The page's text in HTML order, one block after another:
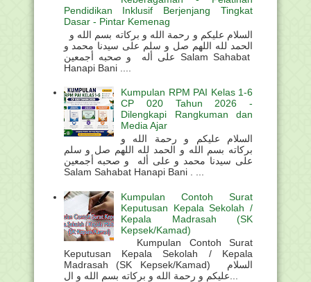
Pendidikan Inklusif Berjenjang Tingkat
Dasar - Pintar Kemenag
الحمد لله اللهم صل و سلم على سيدنا محمد و
على أله و صحبه أجمعين Salam Sahabat
Hanapi Bani ....
Kumpulan RPM PAI Kelas 1-6
CP 020 Tahun 2026 -
Dilengkapi Rangkuman dan
Media Ajar
السلام عليكم و رحمة الله و
بركاته بسم الله و الحمد لله اللهم صل و سلم
على سيدنا محمد و على أله و صحبه أجمعين
Salam Sahabat Hanapi Bani . ...
Kumpulan Contoh Surat
Keputusan Kepala Sekolah /
Kepala Madrasah (SK
Kepsek/Kamad)
Kumpulan Contoh Surat
Keputusan Kepala Sekolah / Kepala
Madrasah (SK Kepsek/Kamad) السلام
عليكم و رحمة الله و بركاته بسم الله و ال...